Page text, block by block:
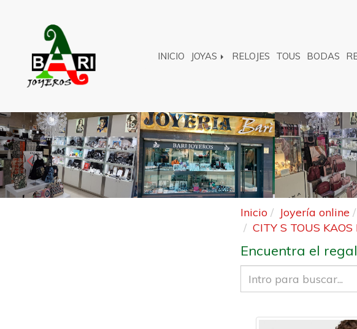
INICIO JOYAS RELOJES TOUS BODAS
Anterior
Inicio Joyería online
CITY S TOUS
Encuentra el